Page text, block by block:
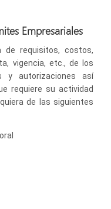
Empresariales
de requisitos, costos,
vigencia, etc., de los
y autorizaciones así
requiere su actividad
de las siguientes